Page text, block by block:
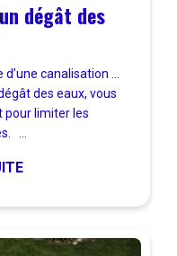
dégât des
canalisation …
des eaux, vous
pour limiter les
...